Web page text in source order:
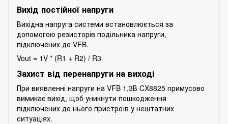
Вихід постійної напруги
Вихідна напруга системи встановлюється за
допомогою резисторів подільника напруги,
підключених до VFB.
Vout = 1V * (R1 + R2) / R3
Захист від перенапруги на виході
При виявленні напруги на VFB 1,3В CX8825 примусово
вимикає вихід, щоб уникнути пошкодження
підключених до нього пристроїв у нештатних
ситуаціях.